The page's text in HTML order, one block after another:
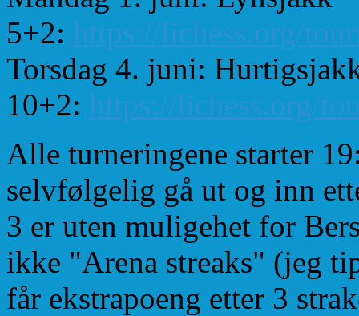
5+2: https://lichess.org/
Torsdag 4. juni:
10+2: https://lichess.org/
Alle turneringene starter
selvfølgelig gå ut og inn
3 er uten muligehet for
ikke "Arena streaks" (jeg
får ekstrapoeng etter 3